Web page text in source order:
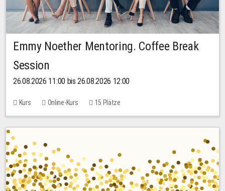
Emmy Noether Mentoring. Coffee Break
Session
26.08.2026 11:00 bis 26.08.2026 12:00
Kurs Online-Kurs 15 Plätze